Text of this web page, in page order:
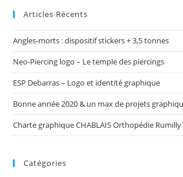
Articles Récents
Angles-morts : dispositif stickers + 3,5 tonnes
Neo-Piercing logo – Le temple des piercings
ESP Debarras – Logo et identité graphique
Bonne année 2020 & un max de projets
Charte graphique CHABLAIS Orthopédie Rumilly
Catégories